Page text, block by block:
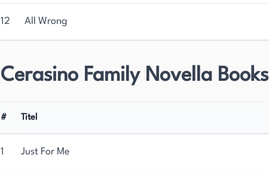
12 All Wrong
Cerasino Family Novella Books
# Titel
1 Just For Me